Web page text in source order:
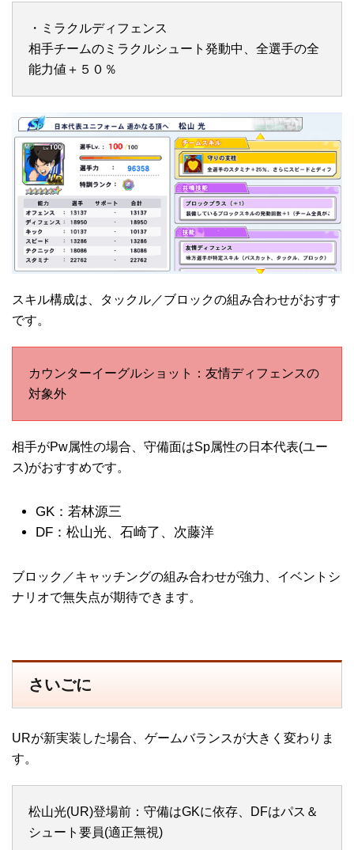
・ミラクルディフェンス
相手チームのミラクルシュート発動中、全選手の全
能力値＋５０％
スキル構成は、タックル／ブロックの組み合わせがおすす
です。
カウンターイーグルショット：友情ディフェンスの
対象外
相手がPw属性の場合、守備面はSp属性の日本代表(ユー
ス)がおすすめです。
GK：若林源三
DF：松山光、石崎了、次藤洋
ブロック／キャッチングの組み合わせが強力、イベントシ
ナリオで無失点が期待できます。
さいごに
URが新実装した場合、ゲームバランスが大きく変わりま
す。
松山光(UR)登場前：守備はGKに依存、DFはパス＆
シュート要員(適正無視)